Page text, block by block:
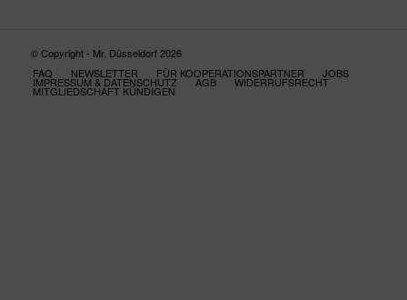
© Copyright - Mr. Düsseldorf 2026
FAQ
NEWSLETTER FÜR KOOPERATIONSPARTNER JOBS
IMPRESSUM & DATENSCHUTZ AGB WIDERRUFSRECHT
MITGLIEDSCHAFT KÜNDIGEN